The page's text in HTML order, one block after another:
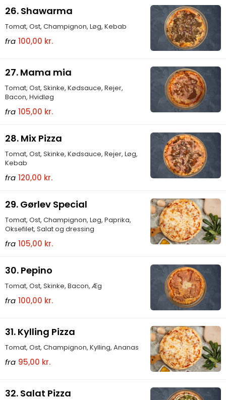
26. Shawarma
Tomat, Ost, Champignon, Løg, Kebab
fra 100,00 kr.
27. Mama mia
Tomat, Ost, Skinke, Kødsauce, Rejer,
Bacon, Hvidløg
fra 105,00 kr.
28. Mix Pizza
Tomat, Ost, Skinke, Kødsauce, Rejer, Løg,
Kebab
fra 120,00 kr.
29. Gørlev Special
Tomat, Ost, Champignon, Løg, Paprika,
Oksefilet, Salat og dressing
fra 105,00 kr.
30. Pepino
Tomat, Ost, Skinke, Bacon, Æg
fra 100,00 kr.
31. Kylling Pizza
Tomat, Ost, Champignon, Kylling, Ananas
fra 95,00 kr.
32. Salat Pizza